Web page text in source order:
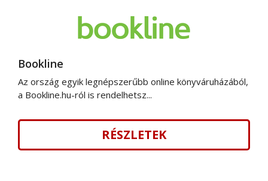
Bookline
Az ország egyik legnépszerűbb online könyváruházából,
a Bookline.hu-ról is rendelhetsz...
RÉSZLETEK